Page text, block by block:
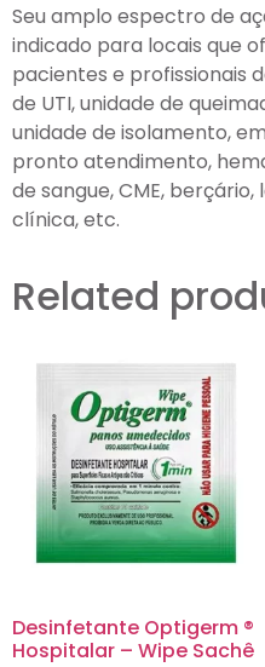
Seu amplo espectro de
indicado para locais que
pacientes e profissionais
de UTI, unidade de
unidade de isolamento,
pronto atendimento,
de sangue, CME,
clínica, etc.
Related
Desinfetante Optigerm ®
Hospitalar – Wipe Sachê